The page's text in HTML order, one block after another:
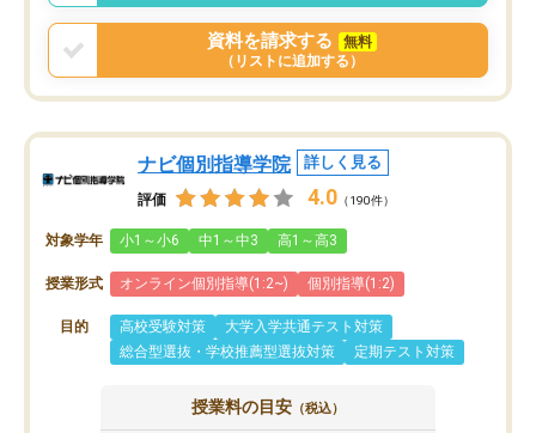
資料を請求する
無料
（リストに追加する）
ナビ個別指導学院 詳しく見る
評価 4.0 （190件）
対象学年 小1～小6 中1～中3 高1～高3
授業形式 オンライン個別指導(1:2~) 個別指導(1:2)
目的 高校受験対策
大学入学共通テスト対策
総合型選抜・学校推薦型選抜対策
定期テスト対策
授業料の目安 （税込）